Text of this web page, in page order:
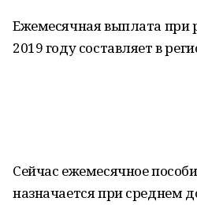
Ежемесячная выплата при
2019 году составляет в
Сейчас ежемесячное
назначается при среднем